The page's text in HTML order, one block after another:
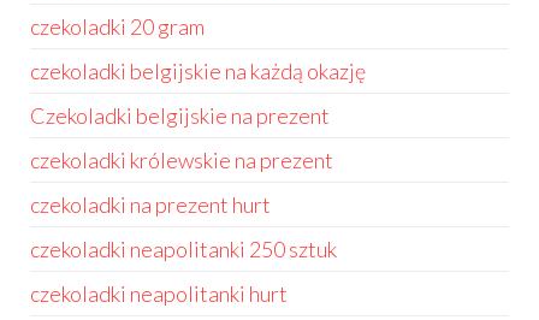
czekoladki 20 gram
czekoladki belgijskie na każdą okazję
Czekoladki belgijskie na prezent
czekoladki królewskie na prezent
czekoladki na prezent hurt
czekoladki neapolitanki 250 sztuk
czekoladki neapolitanki hurt